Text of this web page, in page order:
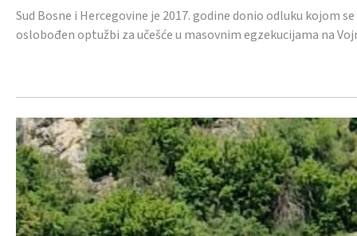
Sud Bosne i Hercegovine je 2017. godine donio odluku kojom
oslobođen optužbi za učešće u masovnim egzekucijama na